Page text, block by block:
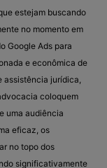
estejam buscando
no momento em
Google Ads para
e econômica de
jurídica,
coloquem
uma audiência
eficaz, os
no topo dos
significativamente